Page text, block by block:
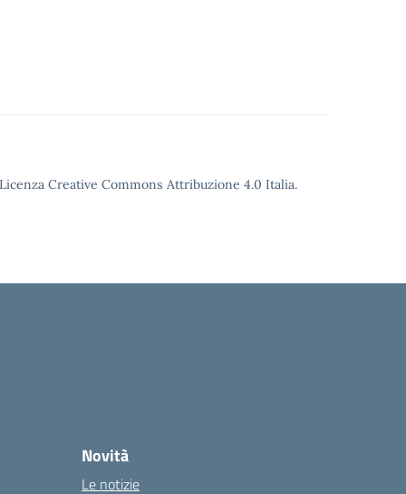
Creative Commons Attribuzione 4.0 Italia.
Novità
Le notizie